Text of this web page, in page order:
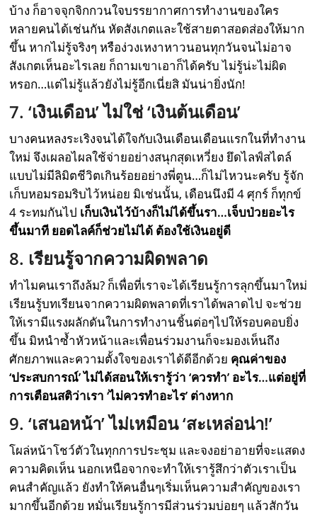
บ้าง ก็อาจจุกจิกกวนใจบรรยากาศการทำงานของใคร
หลายคนได้เช่นกัน หัดสังเกตและใช้สายตาสอดส่องให้มาก
ขึ้น หากไม่รู้จริงๆ หรือง่วงเหงาหาวนอนทุกวันจนไม่อาจ
สังเกตเห็นอะไรเลย ก็ถามเขาเอาก็ได้ครับ ไม่รู้น่ะไม่ผิด
หรอก…แต่ไม่รู้แล้วยังไม่รู้อีกเนี่ยสิ มันน่ายิ่งนัก!
7. ‘เงินเดือน’ ไม่ใช่ ‘เงินต้นเดือน’
บางคนหลงระเริงจนได้ใจกับเงินเดือนเดือนแรกในที่ทำงาน
ใหม่ จึงเผลอไผลใช้จ่ายอย่างสนุกสุดเหวี่ยง ยึดไลฟ์สไตล์
แบบไม่มีลิมิตชีวิตเกินร้อยอย่างพี่ตูน…ก็ไม่ไหวนะครับ รู้จัก
เก็บหอมรอมริบไว้หน่อย มิเช่นนั้น, เดือนนึงมี 4 ศุกร์ ก็ทุกข์
4 ระทมกันไป เก็บเงินไว้บ้างก็ไม่ได้ขึ้นรา…เจ็บป่วยอะไร
ขึ้นมาที ยอดไลค์ก็ช่วยไม่ได้ ต้องใช้เงินอยู่ดี
8. เรียนรู้จากความผิดพลาด
ทำไมคนเราถึงล้ม? ก็เพื่อที่เราจะได้เรียนรู้การลุกขึ้นมาใหม่
เรียนรู้บทเรียนจากความผิดพลาดที่เราได้พลาดไป จะช่วย
ให้เรามีแรงผลักดันในการทำงานชิ้นต่อๆไปให้รอบคอบยิ่ง
ขึ้น มิหนำซ้ำหัวหน้าและเพื่อนร่วมงานก็จะมองเห็นถึง
ศักยภาพและความตั้งใจของเราได้ดีอีกด้วย คุณค่าของ
‘ประสบการณ์’ ไม่ได้สอนให้เรารู้ว่า ‘ควรทำ’ อะไร…แต่อยู่ที่
การเตือนสติว่าเรา ‘ไม่ควรทำอะไร’ ต่างหาก
9. ‘เสนอหน้า’ ไม่เหมือน ‘สะเหล่อน่า!’
โผล่หน้าโชว์ตัวในทุกการประชุม และจงอย่าอายที่จะแสดง
ความคิดเห็น นอกเหนือจากจะทำให้เรารู้สึกว่าตัวเราเป็น
คนสำคัญแล้ว ยังทำให้คนอื่นๆเริ่มเห็นความสำคัญของเรา
มากขึ้นอีกด้วย หมั่นเรียนรู้การมีส่วนร่วมบ่อยๆ แล้วสักวัน